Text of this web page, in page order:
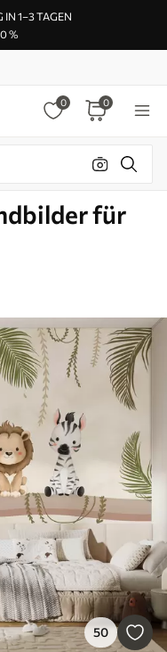
IN 1–3 TAGEN
%
0 0
für
50